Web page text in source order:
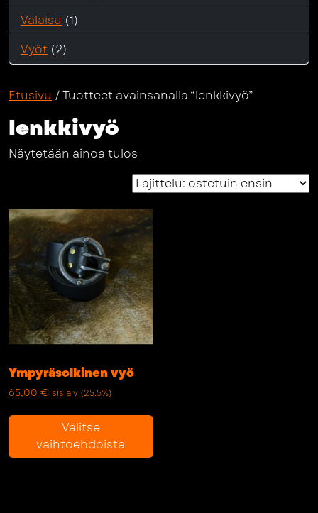
Valaisu (1)
Vyöt (2)
Etusivu / Tuotteet avainsanalla “lenkkivyö”
lenkkivyö
Näytetään ainoa tulos
Ympyräsolkinen vyö
65,00 € sis alv (25.5%)
Valitse
vaihtoehdoista
useampi